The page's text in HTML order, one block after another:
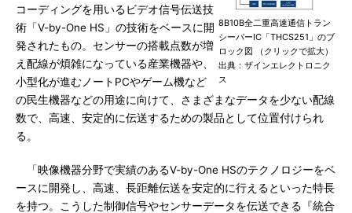
8B10B全二重高速通信トラン
シーバーIC「THCS251」のブ
ロック図 （クリックで拡大）
出典：ザインエレクトロニク
ス
コーディングを用いるビデオ信号伝送技
術「V-by-One HS」の技術をベースに開
発されたもの。センサーの搭載点数が増
え配線が煩雑になっている産業機器や、
小型化が進むノートPCやゲーム機など
の民生機器などの用途に向けて、さまざまなデータを少ない配線
数で、高速、安定的に伝送するための製品として位置付けられ
る。
「映像機器分野で実績のあるV-by-One HSのテクノロジーをベ
ースに開発し、高速、長距離伝送を安定的に行えるといった特長
を持つ。こうした制御信号やセンサーデータを伝送できる『統合